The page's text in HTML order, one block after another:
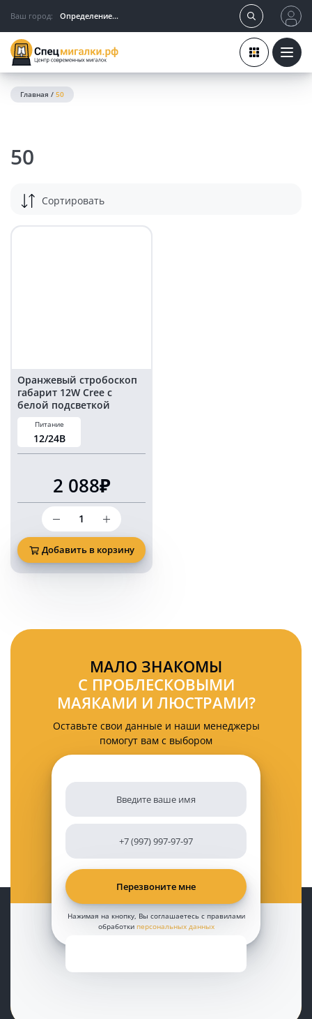
Ваш город: Определение...
Главная / 50
50
Сортировать
Оранжевый стробоскоп
габарит 12W Cree с
белой подсветкой
KARAVAN PRO 17
режимов
Питание
12/24В
2 088₽
Количество
товара
Оранжевый
стробоскоп
габарит
12W
режимов
Добавить в корзину
МАЛО ЗНАКОМЫ
С ПРОБЛЕСКОВЫМИ
МАЯКАМИ И ЛЮСТРАМИ?
Оставьте свои данные и наши менеджеры
помогут вам с выбором
Нажимая на кнопку, Вы соглашаетесь с правилами
обработки персональных данных